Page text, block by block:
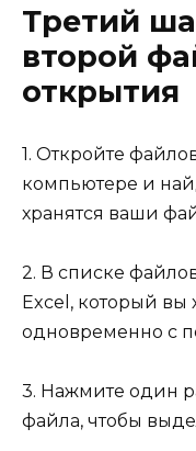
Третий
второй
открытия
1. Откройте
компьютере и
хранятся ваши
2. В списке
Excel, который вы
одновременно с
3. Нажмите один
файла, чтобы